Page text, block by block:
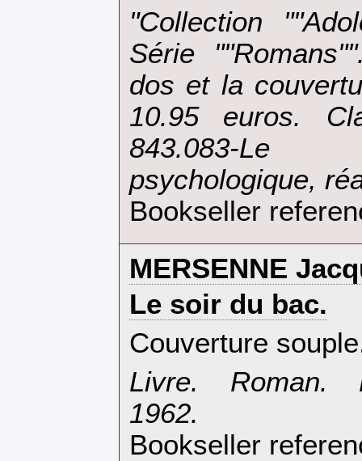
‎"Collection
Série
dos et la
10.95 euros.
843.083-
psychologique,
Bookseller
‎MERSENNE
‎Le soir du bac.‎
‎Couverture
‎Livre. Roman.
1962.‎
Bookseller